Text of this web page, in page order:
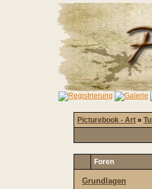
Picturebook - Art »
Foren
Grundlagen